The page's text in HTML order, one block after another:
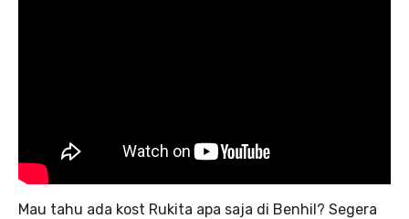
Mau tahu ada kost Rukita apa saja di Benhil? Segera